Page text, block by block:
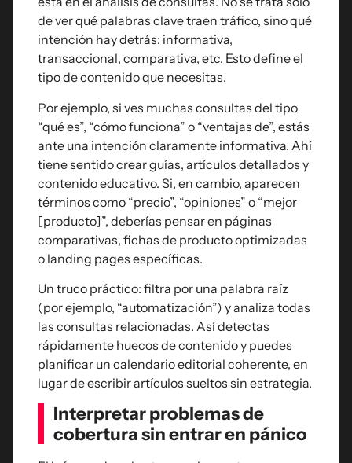
de ver qué palabras clave traen tráfico, sino qué
intención hay detrás: informativa,
transaccional, comparativa, etc. Esto define el
tipo de contenido que necesitas.
Por ejemplo, si ves muchas consultas del tipo
“qué es”, “cómo funciona” o “ventajas de”, estás
ante una intención claramente informativa. Ahí
tiene sentido crear guías, artículos detallados y
contenido educativo. Si, en cambio, aparecen
términos como “precio”, “opiniones” o “mejor
[producto]”, deberías pensar en páginas
comparativas, fichas de producto optimizadas
o landing pages específicas.
Un truco práctico: filtra por una palabra raíz
(por ejemplo, “automatización”) y analiza todas
las consultas relacionadas. Así detectas
rápidamente huecos de contenido y puedes
planificar un calendario editorial coherente, en
lugar de escribir artículos sueltos sin estrategia.
Interpretar problemas de
cobertura sin entrar en pánico